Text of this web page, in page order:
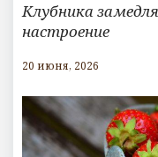
Клубника
настроение
20 июня, 2026